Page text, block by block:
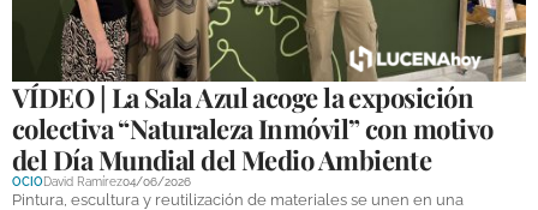
LUCENA EMPRESAS
OCIO
COFRADÍAS
DEPORTES
VÍDEO | La Sala Azul acoge la exposición
colectiva “Naturaleza Inmóvil” con motivo
del Día Mundial del Medio Ambiente
OCIODavid Ramírez04/06/2026
Pintura, escultura y reutilización de materiales se unen en una